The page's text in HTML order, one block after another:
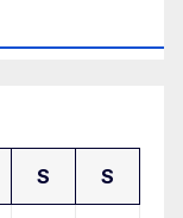
S S